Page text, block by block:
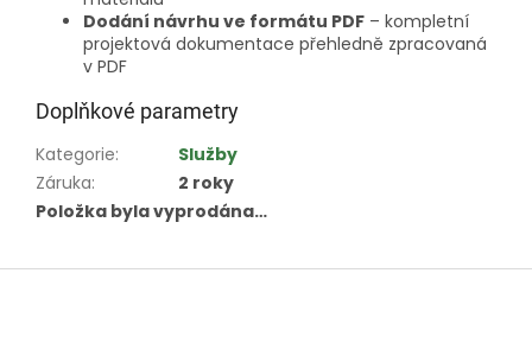
Dodání návrhu ve formátu PDF – kompletní
projektová dokumentace přehledně zpracovaná
v PDF
Doplňkové parametry
Kategorie:
Služby
Záruka:
2 roky
Položka byla vyprodána…